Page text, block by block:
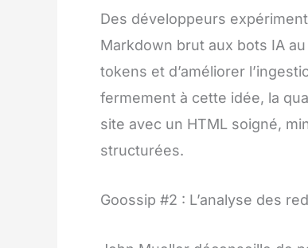
Des développeurs
Markdown brut aux bots IA
tokens et d’améliorer
fermement à cette idée, la
site avec un HTML soigné,
structurées.
Goossip #2 : L’analyse des